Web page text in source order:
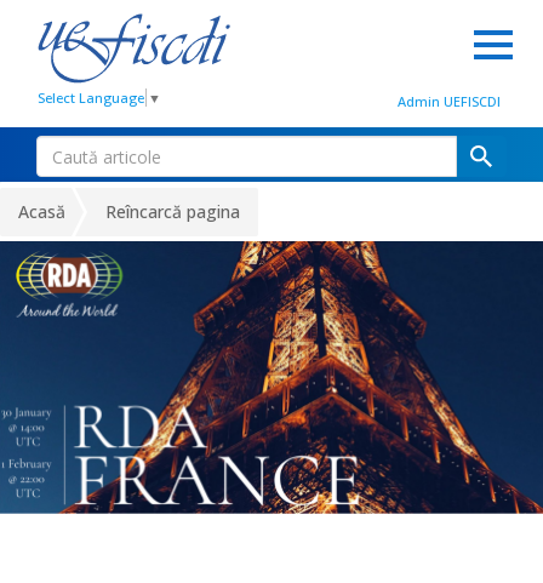
Select Language ▼ Admin UEFISCDI
Acasă Reîncarcă pagina